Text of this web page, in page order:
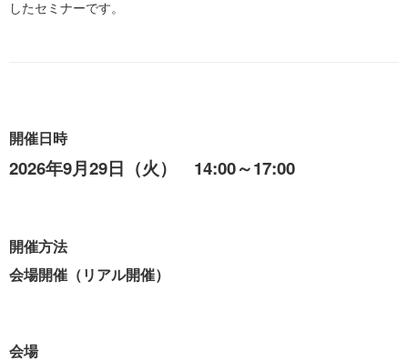
したセミナーです。
開催日時
2026年9月29日（火） 14:00～17:00
開催方法
会場開催（リアル開催）
会場